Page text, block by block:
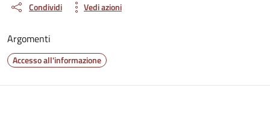
Condividi Vedi azioni
Argomenti
Accesso all'informazione